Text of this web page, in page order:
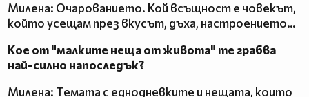
Милена: Очарованието. Кой всъщност е човекът,
който усещам през вкусът, дъха, настроението…
Кое от "малките неща от живота" те грабва
най-силно напоследък?
Милена: Темата с еднодневките и нещата, които